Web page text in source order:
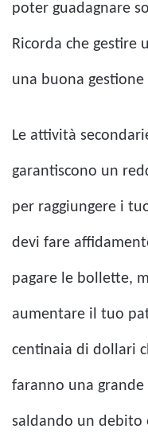
poter guadagnare
Ricorda che gestire
una buona
Le attività
garantiscono un
per raggiungere i
devi fare
pagare le bollette,
aumentare il tuo
centinaia di dollari
faranno una
saldando un debito